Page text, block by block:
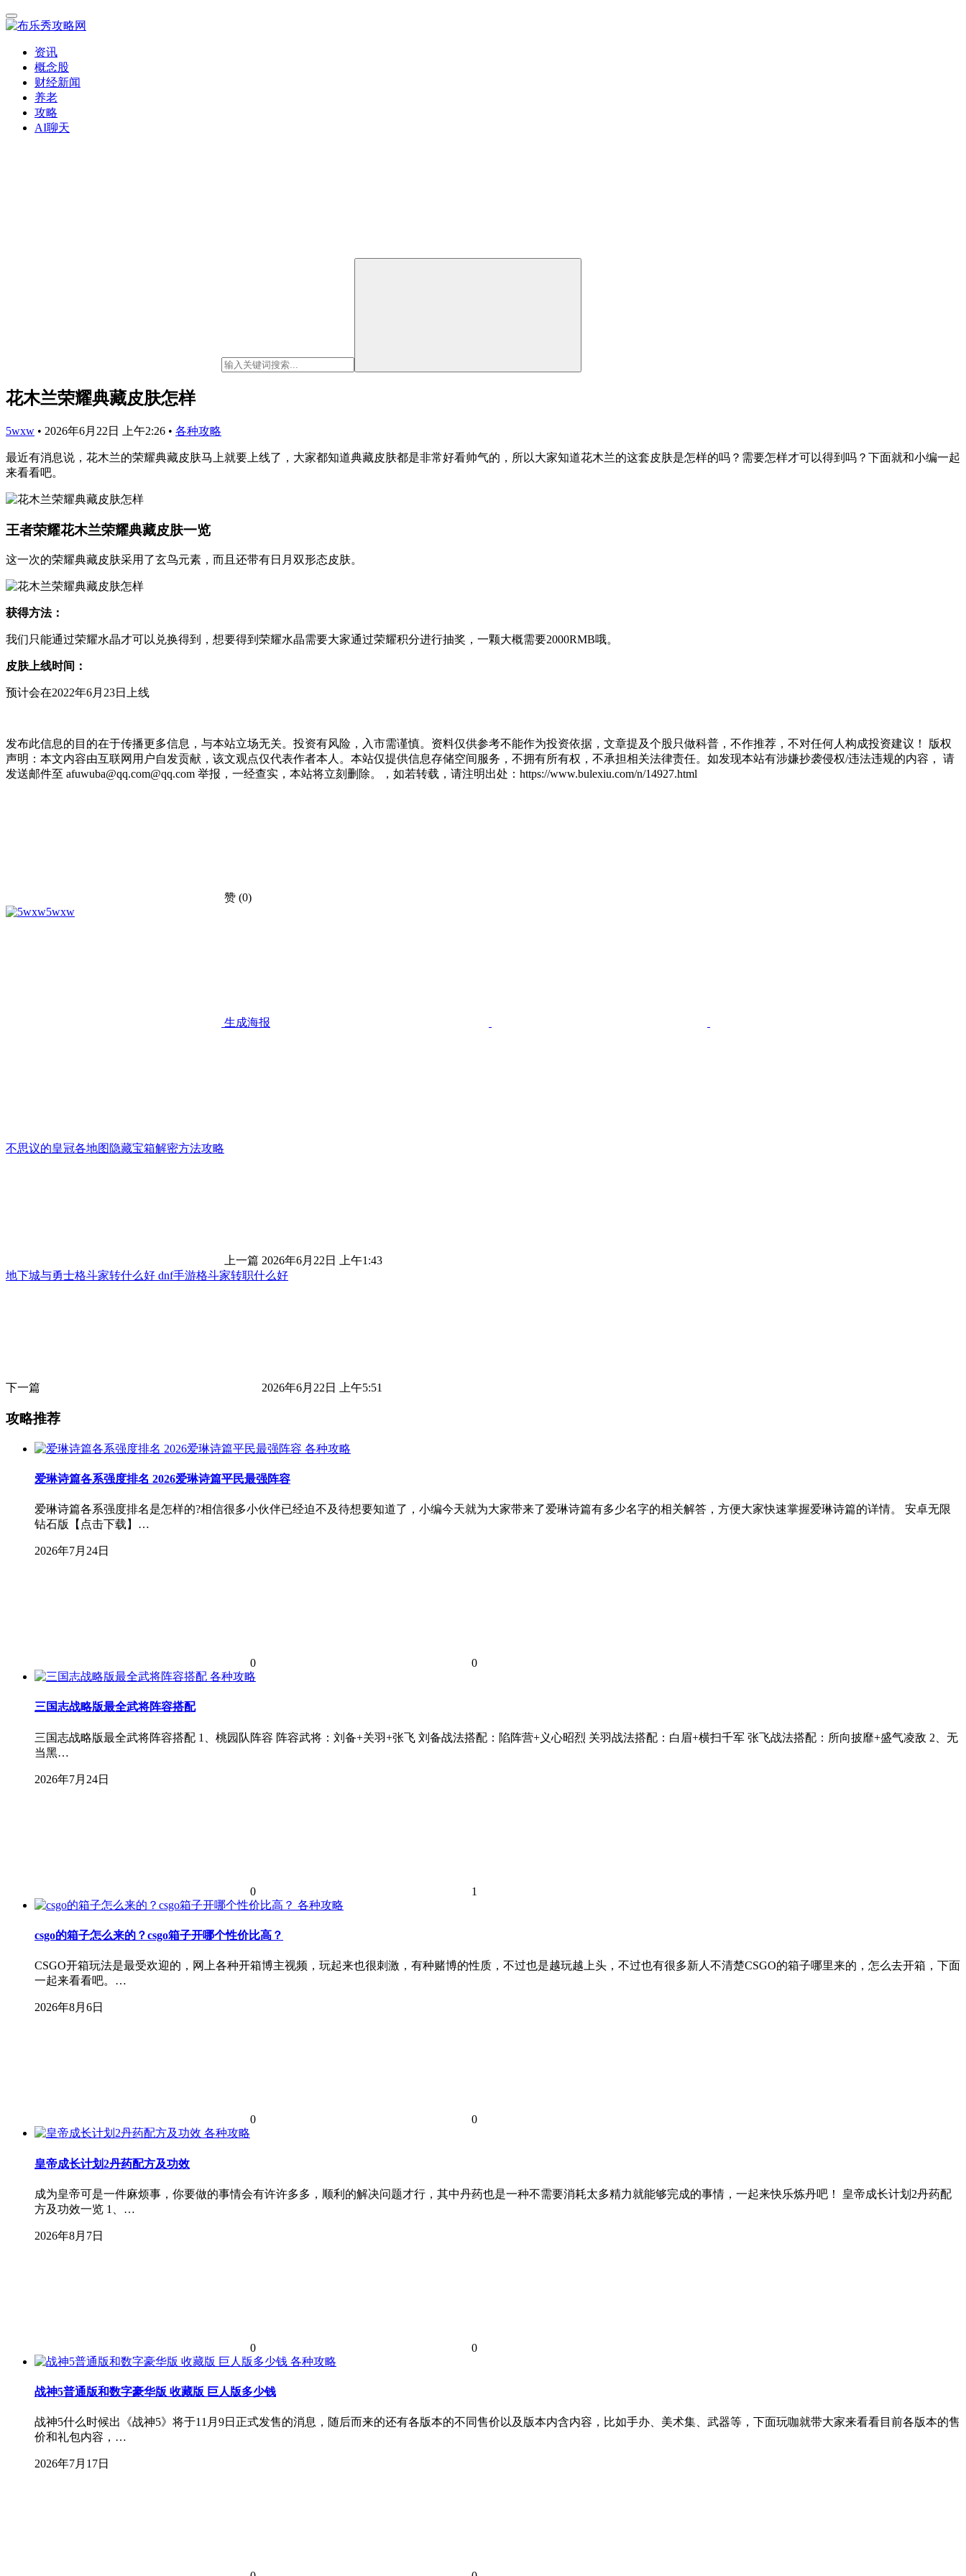
资讯
概念股
财经新闻
养老
攻略
AI聊天
花木兰荣耀典藏皮肤怎样
5wxw • 2026年6月22日 上午2:26 • 各种攻略
最近有消息说，花木兰的荣耀典藏皮肤马上就要上线了，大家都知道典藏皮肤都是非常好看帅气的，所以大家知道花木兰的这套皮肤是怎样的吗？需要怎样才可以得到吗？下面就和小编一起
来看看吧。
王者荣耀花木兰荣耀典藏皮肤一览
这一次的荣耀典藏皮肤采用了玄鸟元素，而且还带有日月双形态皮肤。
获得方法：
我们只能通过荣耀水晶才可以兑换得到，想要得到荣耀水晶需要大家通过荣耀积分进行抽奖，一颗大概需要2000RMB哦。
皮肤上线时间：
预计会在2022年6月23日上线
发布此信息的目的在于传播更多信息，与本站立场无关。投资有风险，入市需谨慎。资料仅供参考不能作为投资依据，文章提及个股只做科普，不作推荐，不对任何人构成投资建议！ 版权
声明：本文内容由互联网用户自发贡献，该文观点仅代表作者本人。本站仅提供信息存储空间服务，不拥有所有权，不承担相关法律责任。如发现本站有涉嫌抄袭侵权/违法违规的内容， 请
发送邮件至 afuwuba@qq.com@qq.com 举报，一经查实，本站将立刻删除。，如若转载，请注明出处：https://www.bulexiu.com/n/14927.html
赞 (0)
5wxw
生成海报
不思议的皇冠各地图隐藏宝箱解密方法攻略
上一篇 2026年6月22日 上午1:43
地下城与勇士格斗家转什么好 dnf手游格斗家转职什么好
下一篇 2026年6月22日 上午5:51
攻略推荐
各种攻略
爱琳诗篇各系强度排名 2026爱琳诗篇平民最强阵容
爱琳诗篇各系强度排名是怎样的?相信很多小伙伴已经迫不及待想要知道了，小编今天就为大家带来了爱琳诗篇有多少名字的相关解答，方便大家快速掌握爱琳诗篇的详情。 安卓无限
钻石版【点击下载】…
2026年7月24日
0
0
各种攻略
三国志战略版最全武将阵容搭配
三国志战略版最全武将阵容搭配 1、桃园队阵容 阵容武将：刘备+关羽+张飞 刘备战法搭配：陷阵营+义心昭烈 关羽战法搭配：白眉+横扫千军 张飞战法搭配：所向披靡+盛气凌敌 2、无
当黑…
2026年7月24日
0
1
各种攻略
csgo的箱子怎么来的？csgo箱子开哪个性价比高？
CSGO开箱玩法是最受欢迎的，网上各种开箱博主视频，玩起来也很刺激，有种赌博的性质，不过也是越玩越上头，不过也有很多新人不清楚CSGO的箱子哪里来的，怎么去开箱，下面
一起来看看吧。…
2026年8月6日
0
0
各种攻略
皇帝成长计划2丹药配方及功效
成为皇帝可是一件麻烦事，你要做的事情会有许许多多，顺利的解决问题才行，其中丹药也是一种不需要消耗太多精力就能够完成的事情，一起来快乐炼丹吧！ 皇帝成长计划2丹药配
方及功效一览 1、…
2026年8月7日
0
0
各种攻略
战神5普通版和数字豪华版 收藏版 巨人版多少钱
战神5什么时候出《战神5》将于11月9日正式发售的消息，随后而来的还有各版本的不同售价以及版本内含内容，比如手办、美术集、武器等，下面玩咖就带大家来看看目前各版本的售
价和礼包内容，…
2026年7月17日